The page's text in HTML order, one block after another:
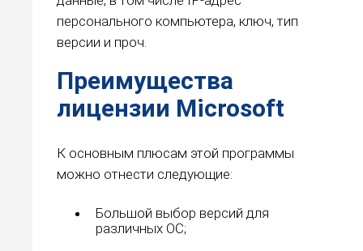
персонального компьютера, ключ, тип
версии и проч.
Преимущества
лицензии Microsoft
К основным плюсам этой программы
можно отнести следующие:
Большой выбор версий для
различных ОС;